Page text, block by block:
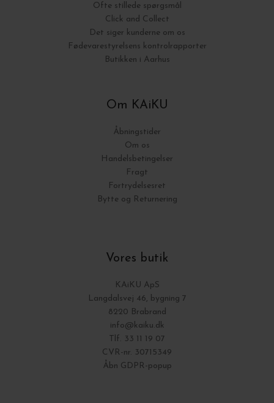
Ofte stillede spørgsmål
Click and Collect
Det siger kunderne om os
Fødevarestyrelsens kontrolrapporter
Butikken i Aarhus
Om KAiKU
Åbningstider
Om os
Handelsbetingelser
Fragt
Fortrydelsesret
Bytte og Returnering
Vores butik
KAiKU ApS
Langdalsvej 46, bygning 7
8220 Brabrand
info@kaiku.dk
Tlf. 33 11 19 07
CVR-nr. 30715349
Åbn GDPR-popup